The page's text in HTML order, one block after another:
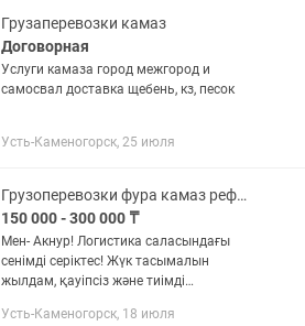
Грузаперевозки камаз
Договорная
Услуги камаза город межгород и
самосвал доставка щебень, кз, песок
Усть-Каменогорск, 25 июля
Грузоперевозки фура камаз рефрижератор трал газель площадка
150 000 - 300 000 ₸
Мен- Акнур! Логистика саласындағы
сенімді серіктес! Жүк тасымалын
жылдам, қауіпсіз және тиімді
бойынша және халықаралық тасымал
Усть-Каменогорск, 18 июля